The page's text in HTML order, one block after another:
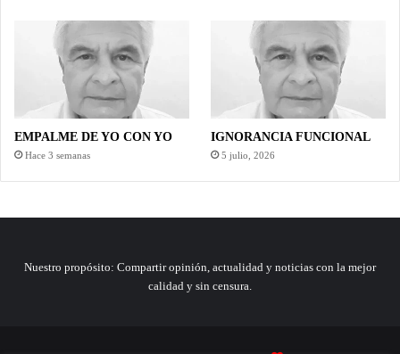
EMPALME DE YO CON YO
Hace 3 semanas
IGNORANCIA FUNCIONAL
5 julio, 2026
Nuestro propósito: Compartir opinión, actualidad y noticias con la mejor
calidad y sin censura.